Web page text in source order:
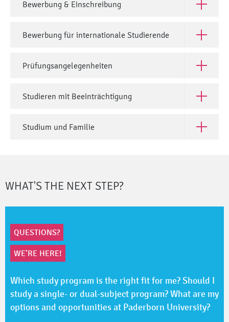
Bewerbung & Einschreibung Open
Bewerbung für internationale Studierende Open
Prüfungsangelegenheiten Open
Studieren mit Beeinträchtigung Open
Studium und Familie Open
WHAT'S THE NEXT STEP?
QUESTIONS?
WE’RE HERE!
Which study program is the right fit for me? Should I
study a single- or dual-subject program? What are my
options and opportunities at Paderborn University?